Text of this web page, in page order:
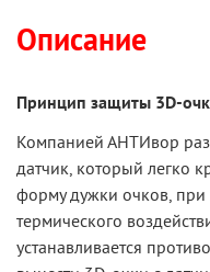
Описание
Принцип защиты 3D-
Компанией АНТИвор
датчик, который легко
форму дужки очков, при
термического
устанавливается